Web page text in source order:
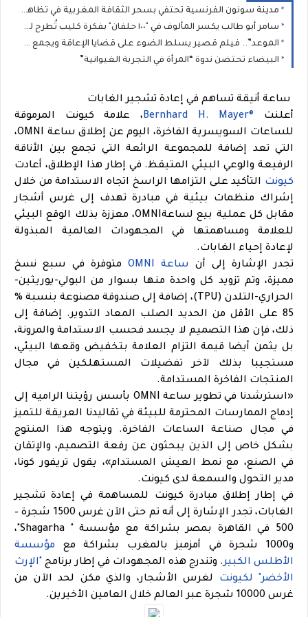
مدينة سونون الفرنسية تحتفي بسحر الثقافة المغربية في تظاهرة "أحاسيس المغرب"
سامر أبو طالب يكسر المألوف في "١٠٠ حلفان" بفكرة كليب تُطرح للمرة الأولى
الموعد”.. فيلم قصير يسلط الضوء على قضايا الإعاقة ويجمع مهنيي السينما بالرباط
البيضاء تحتضن ندوة “المرأة في التجربة الغيوانية”
ساعة أنيقة تساهم في إعادة تشجير الغابات
أعلنت ®Bernhard H. Mayer
، علامة كيونت المرموقة
للساعات السويسرية الفاخرة، اليوم عن إطلاق ساعة OMNI،
التي تعد إضافة للمجموعة الرائعة التي تجمع بين الأناقة
الرفيعة والوعي البيئي المتيقظ. في إطار هذا الإطلاق، أعادت
كيونت التأكيد على التزامها الراسخ اتجاه الاستدامة من خلال
إشراك منظمات بيئية في مبادرة تهدف إلى غرس أشجار
مقابل كل عملية بيع لساعةOMNI، معززة بذلك الوقع البيئي
للعلامة ومساهمتها في المجهودات العالمية المبذولة
لإعادة إحياء الغابات.
تجدر الإشارة إلى أن
ساعة OMNI
متوفرة في سبع نسخ
مميزة، وتم تزويد كل واحدة منها بسوار من البولي-يوريثين-
الحراري-التلدن (TPU)، إضافة إلى صندوقة مصنوعة بنسبة %
85 على الأقل من الحديد الصلب المعاد التدوير. إضافة إلى
ذلك، فإن هذا التصميم لا يجسد فحسب الاستدامة والمرونة،
بل يثمن أيضا قيمة التزام العلامة بتخفيض وقعها البيئي،
مستجيبا بذلك لآخر تفضيلات المستهلكين في مجال
المنتجات الفاخرة المستدامة.
«استرشدنا في تطوير ساعة OMNI بأسس رؤيتنا الرامية إلى
إدماج الممارسات المحترمة للبيئة في تقاليدنا العريقة للتميز
في مجال صناعة الساعات الفاخرة. ويتوجه هذا المنتوج
بشكل خاص إلى الذين يبحثون عن رفعة التصميم، والإتقان
في الصنع، مع نمط العيش المستدام»، يقول تريفور كونا،
مدير التحول والسمعة لدى كيونت.
في إطار إطلاق مبادرة كيونت للمساهمة في إعادة تشجير
الغابات، تجدر الإشارة إلى أنه تم حتى الآن غرس 1500 شجرة –
500 في القاهرة بمصر بشراكة مع مؤسسة " Shagarha"،
و1000 شجرة في أمزميز بالمغرب بشراكة مع
مؤسسة
الأطلس الكبير. وتندرج هذه المجهودات في إطار برنامج
"الإرث
الأخضر" لكيونت لغرس الأشجار، والذي مكن لحد الآن من
غرس 10000 شجرة عبر العالم خلال العامين الأخيرين.